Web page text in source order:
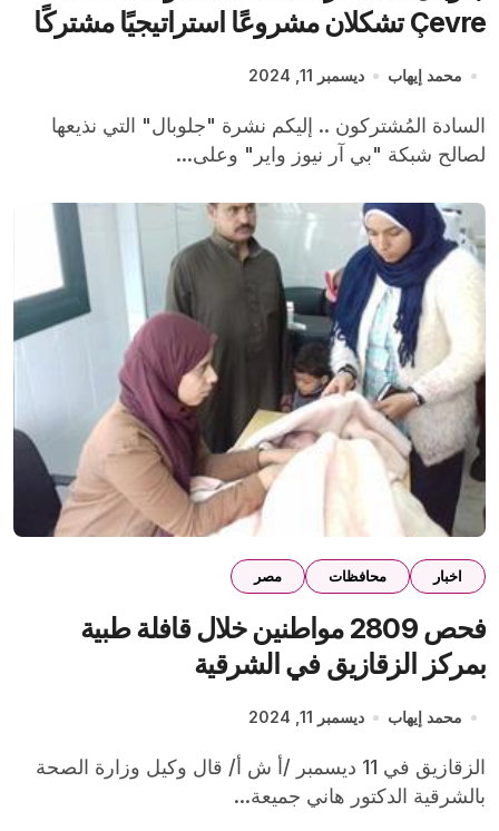
Çevre تشكلان مشروعًا استراتيجيًا مشتركًا
وحلول الاستدامة في جميع أنحاء منطقة تركيا
محمد إيهاب ديسمبر 11, 2024
السادة المُشتركون .. إليكم نشرة "جلوبال" التي نذيعها
لصالح شبكة "بي آر نيوز واير" وعلى...
اخبار محافظات مصر
فحص 2809 مواطنين خلال قافلة طبية
بمركز الزقازيق في الشرقية
محمد إيهاب ديسمبر 11, 2024
الزقازيق في 11 ديسمبر /أ ش أ/ قال وكيل وزارة الصحة
بالشرقية الدكتور هاني جميعة...